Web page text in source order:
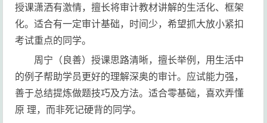
授课潇洒有激情，擅长将审计教材讲解的生活化、框架
化。适合有一定审计基础，时间少，希望抓大放小紧扣
考试重点的同学。
周宁（良善）授课思路清晰，擅长举例，用生活中
的例子帮助学员更好的理解深奥的审计。应试能力强，
善于总结提炼做题技巧及方法。适合零基础，喜欢弄懂
原 理，而非死记硬背的同学。